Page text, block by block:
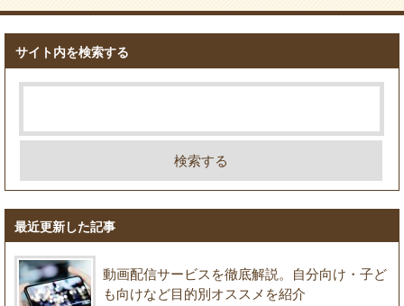
サイト内を検索する
最近更新した記事
動画配信サービスを徹底解説。自分向け・子ど
も向けなど目的別オススメを紹介